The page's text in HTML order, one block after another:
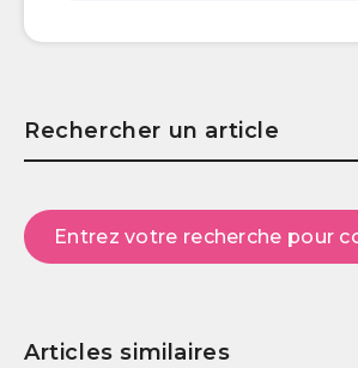
Rechercher un article
Articles similaires